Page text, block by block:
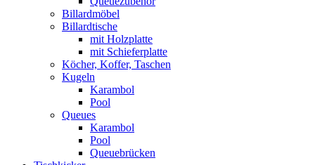
Billardmöbel
Billardtische
mit Holzplatte
mit Schieferplatte
Köcher, Koffer, Taschen
Kugeln
Karambol
Pool
Queues
Karambol
Pool
Queuebrücken